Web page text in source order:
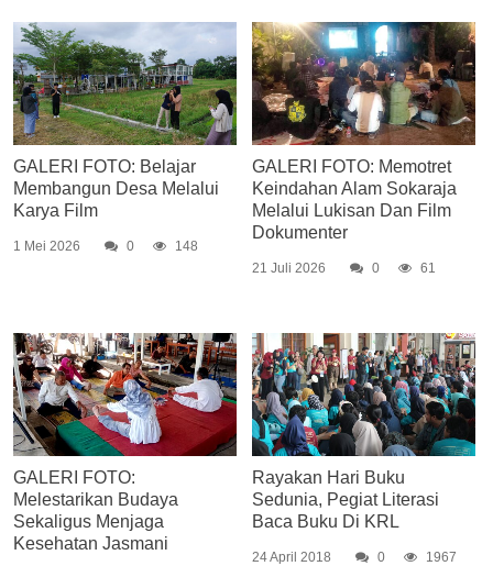
GALERI FOTO: Belajar
Membangun Desa Melalui
Karya Film
1 Mei 2026 0 148
GALERI FOTO: Memotret
Keindahan Alam Sokaraja
Melalui Lukisan Dan Film
Dokumenter
21 Juli 2026 0 61
GALERI FOTO:
Melestarikan Budaya
Sekaligus Menjaga
Kesehatan Jasmani
Rayakan Hari Buku
Sedunia, Pegiat Literasi
Baca Buku Di KRL
24 April 2018 0 1967